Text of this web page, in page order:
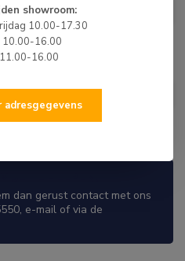
Console
Aluminium
Grijs
dan gerust contact met ons
e-mail of via de
showroom:
10.00-17.30
10.00-16.00
16.00
adresgegevens